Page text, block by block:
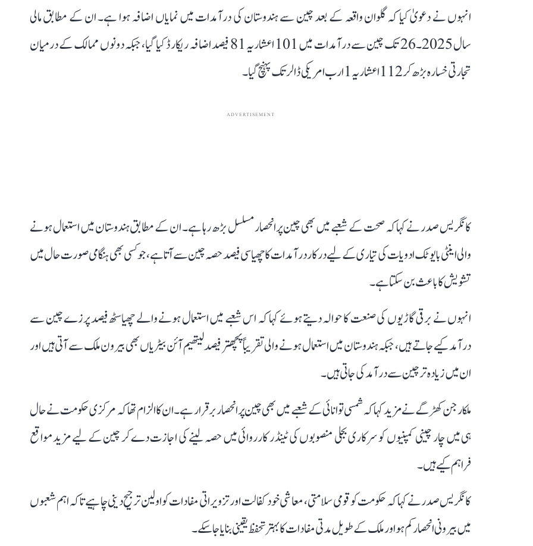
انہوں نے دعویٰ کیا کہ گلوان واقعہ کے بعد چین سے ہندوستان کی درآمدات میں نمایاں اضافہ ہوا ہے۔ ان کے مطابق مالی
سال 2025۔26 تک چین سے درآمدات میں 101 اعشاریہ 81 فیصد اضافہ ریکارڈ کیا گیا، جبکہ دونوں ممالک کے درمیان
تجارتی خسارہ بڑھ کر 112 اعشاریہ 1 ارب امریکی ڈالر تک پہنچ گیا۔
ADVERTISEMENT
کانگریس صدر نے کہا کہ صحت کے شعبے میں بھی چین پر انحصار مسلسل بڑھ رہا ہے۔ ان کے مطابق ہندوستان میں استعمال ہونے
والی اینٹی بایوٹک ادویات کی تیاری کے لیے درکار درآمدات کا چھیاسی فیصد حصہ چین سے آتا ہے، جو کسی بھی ہنگامی صورت حال میں
تشویش کا باعث بن سکتا ہے۔
انہوں نے برقی گاڑیوں کی صنعت کا حوالہ دیتے ہوئے کہا کہ اس شعبے میں استعمال ہونے والے چھیاسٹھ فیصد پرزے چین سے
درآمد کیے جاتے ہیں، جبکہ ہندوستان میں استعمال ہونے والی تقریباً پچھتر فیصد لیتھیم آئن بیٹریاں بھی بیرون ملک سے آتی ہیں اور
ان میں زیادہ تر چین سے درآمد کی جاتی ہیں۔
ملکارجن کھڑگے نے مزید کہا کہ شمسی توانائی کے شعبے میں بھی چین پر انحصار برقرار ہے۔ ان کا الزام تھا کہ مرکزی حکومت نے حال
ہی میں چار چینی کمپنیوں کو سرکاری بجلی منصوبوں کی ٹینڈر کارروائی میں حصہ لینے کی اجازت دے کر چین کے لیے مزید مواقع
فراہم کیے ہیں۔
کانگریس صدر نے کہا کہ حکومت کو قومی سلامتی، معاشی خود کفالت اور تزویراتی مفادات کو اولین ترجیح دینی چاہیے تاکہ اہم شعبوں
میں بیرونی انحصار کم ہو اور ملک کے طویل مدتی مفادات کا بہتر تحفظ یقینی بنایا جا سکے۔